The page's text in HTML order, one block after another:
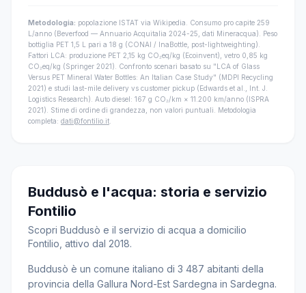
Metodologia: popolazione ISTAT via Wikipedia. Consumo pro capite 259
L/anno (Beverfood — Annuario Acquitalia 2024-25, dati Mineracqua). Peso
bottiglia PET 1,5 L pari a 18 g (CONAI / InaBottle, post-lightweighting).
Fattori LCA: produzione PET 2,15 kg CO₂eq/kg (Ecoinvent), vetro 0,85 kg
CO₂eq/kg (Springer 2021). Confronto scenari basato su "LCA of Glass
Versus PET Mineral Water Bottles: An Italian Case Study" (MDPI Recycling
2021) e studi last-mile delivery vs customer pickup (Edwards et al., Int. J.
Logistics Research). Auto diesel: 167 g CO₂/km × 11.200 km/anno (ISPRA
2021). Stime di ordine di grandezza, non valori puntuali. Metodologia
completa: dati@fontilio.it
Buddusò e l'acqua: storia e servizio
Fontilio
Scopri Buddusò e il servizio di acqua a domicilio
Fontilio, attivo dal 2018.
Buddusò è un comune italiano di 3 487 abitanti della
provincia della Gallura Nord-Est Sardegna in Sardegna.